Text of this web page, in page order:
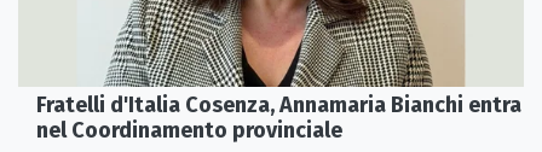
Fratelli d'Italia Cosenza, Annamaria Bianchi entra
nel Coordinamento provinciale